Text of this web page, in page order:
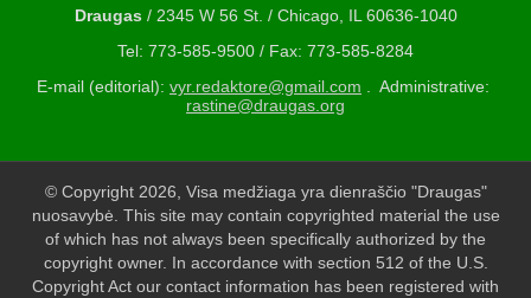
Draugas/ 2345 W 56 St. / Chicago, IL 60636-1040
Tel: 773-585-9500 / Fax: 773-585-8284
E-mail (editorial): vyr.redaktore@gmail.com . Administrative:
rastine@draugas.org
© Copyright 2026, Visa medžiaga yra dienraščio "Draugas"
nuosavybė. This site may contain copyrighted material the use
of which has not always been specifically authorized by the
copyright owner. In accordance with section 512 of the U.S.
Copyright Act our contact information has been registered with